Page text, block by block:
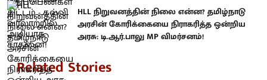
HLL நிறுவனத்தின் நிலை என்ன? தமிழ்நாடு
அரசின் கோரிக்கையை நிராகரித்த ஒன்றிய
அரசு: டி.ஆர்.பாலு MP விமர்சனம்!
Related Stories